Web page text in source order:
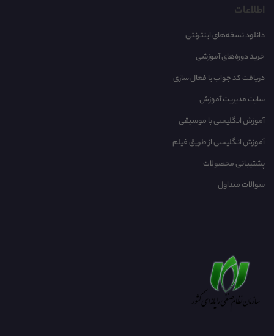
اطلاعات
دانلود نسخه‌های اینترنتی
خرید دوره‌های آموزشی
دریافت کد جواب یا فعال سازی
سایت مدیریت آموزش
آموزش انگلیسی با موسیقی‌
آموزش انگلیسی از طریق فیلم
پشتیبانی محصولات
سوالات متداول